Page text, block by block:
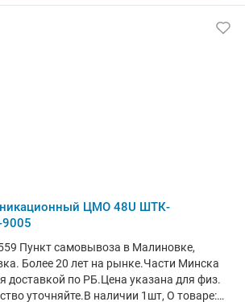
ЦМО 48U ШТК-
Пункт самовывоза в Малиновке,
Более 20 лет на рынке.Части Минска
доставкой по РБ.Цена указана для физ.
уточняйте.В наличии 1шт, О товаре: